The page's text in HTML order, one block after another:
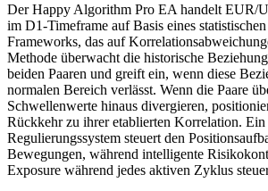
Der Happy Algorithm Pro EA handelt EUR/
im D1-Timeframe auf Basis eines
Frameworks, das auf
Methode überwacht die historische
beiden Paaren und greift ein, wenn diese
normalen Bereich verlässt. Wenn die Paare
Schwellenwerte hinaus divergieren,
Rückkehr zu ihrer etablierten Korrelation.
Regulierungssystem steuert den
Bewegungen, während intelligente
Exposure während jedes aktiven Zyklus